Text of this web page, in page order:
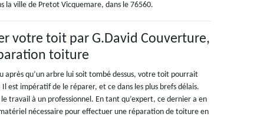
la ville de Pretot Vicquemare, dans le 76560.
votre toit par G.David Couverture,
toiture
après qu’un arbre lui soit tombé dessus, votre toit pourrait
Il est impératif de le réparer, et ce dans les plus brefs délais.
travail à un professionnel. En tant qu’expert, ce dernier a en
nécessaire pour effectuer une réparation de toiture en